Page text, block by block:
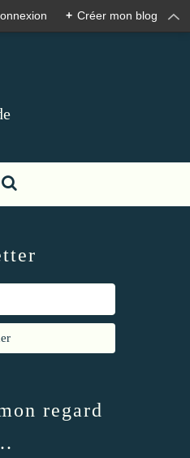
+ Créer mon blog
regard